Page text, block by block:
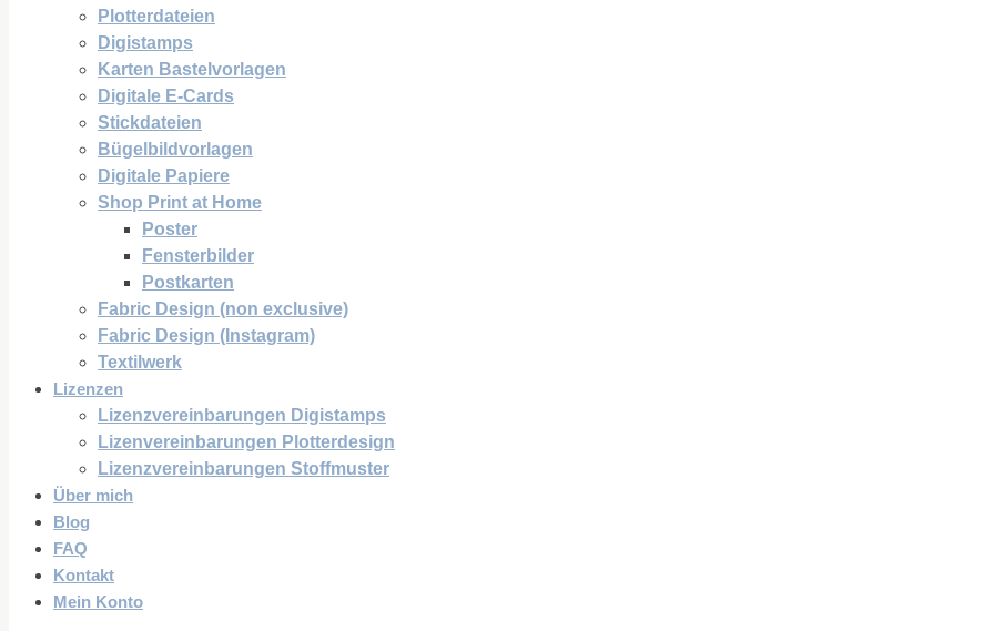
Plotterdateien
Digistamps
Karten Bastelvorlagen
Digitale E-Cards
Stickdateien
Bügelbildvorlagen
Digitale Papiere
Shop Print at Home
Poster
Fensterbilder
Postkarten
Fabric Design (non exclusive)
Fabric Design (Instagram)
Textilwerk
Lizenzen
Lizenzvereinbarungen Digistamps
Lizenvereinbarungen Plotterdesign
Lizenzvereinbarungen Stoffmuster
Über mich
Blog
FAQ
Kontakt
Mein Konto